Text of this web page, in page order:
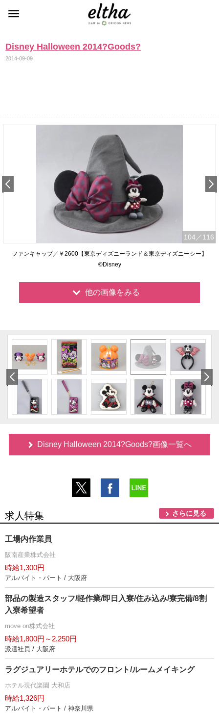
Disney Halloween 2014?Goods?
2014-09-09
104 ／116
ファンキャップ／￥2600【東京ディズニーランド＆東京ディズニーシー】
©Disney
他の画像をみる
Disney Halloween 2014?Goods?画像一覧へ
求人特集 さらに見る
工場内作業員
阪南産業株式会社
時給1,300円
アルバイト・パート / 大阪府
部品の製造スタッフ/軽作業/即日入寮/住み込み/寮完備/8割
入寮希望者
move on株式会社
時給1,800円～2,250円
派遣社員 / 大阪府
ラグジュアリーホテルでのフロント/ルームメイキング
ホテル現代楽園 大和店
時給1,326円
アルバイト・パート / 神奈川県